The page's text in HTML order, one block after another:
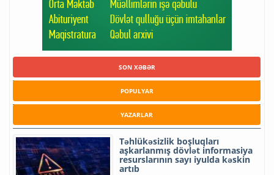
SON XƏBƏR
POPULYAR
YAZARLAR
Təhlükəsizlik boşluqları
aşkarlanmış dövlət informasiya
resurslarının sayı iyulda kəskin
artıb